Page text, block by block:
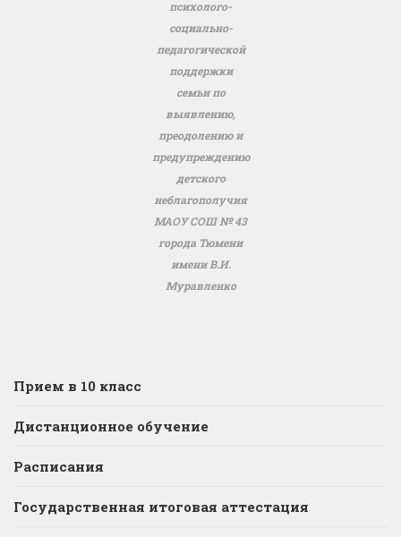
психолого-
социально-
педагогической
поддержки
семьи по
выявлению,
преодолению и
предупреждению
детского
неблагополучия
МАОУ СОШ № 43
города Тюмени
имени В.И.
Муравленко
Прием в 10 класс
Дистанционное обучение
Расписания
Государственная итоговая аттестация